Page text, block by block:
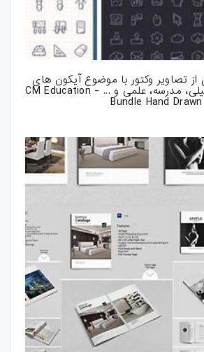
از تصاویر وکتور با موضوع آیکون های
دست کشیده تحصیلی، مدرسه، علمی و ... - CM Education
Bundle Hand Drawn